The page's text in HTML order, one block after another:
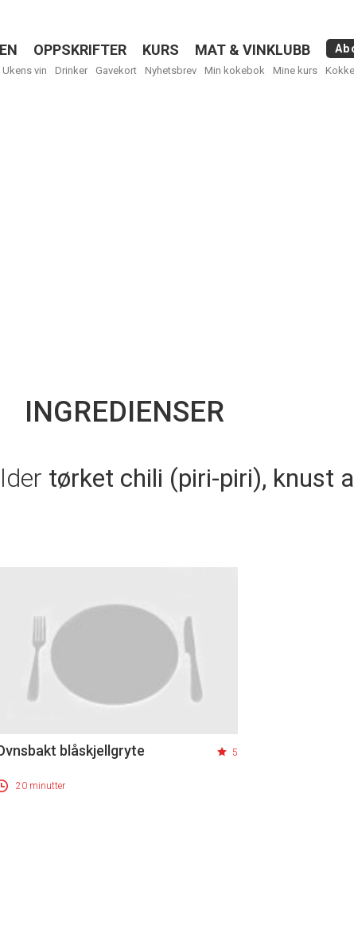
OPPSKRIFTER KURS MAT & VINKLUBB
Ukens vin Drinker Gavekort Nyhetsbrev Min kokebok Mine kurs
INGREDIENSER
tørket chili (piri-piri), knust
blåskjellgryte 5
20 minutter